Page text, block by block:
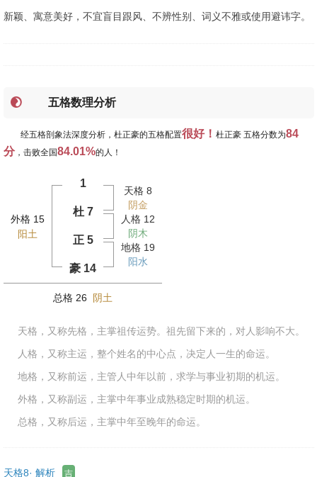
新颖、寓意美好，不宜盲目跟风、不辨性别、词义不雅或使用避讳字。
五格数理分析
经五格剖象法深度分析，杜正豪的五格配置很好！ 杜正豪 五格分数为84
分，击败全国84.01%的人！
外格 15
阳土
1
杜 7
正 5
豪 14
天格 8
阴金
人格 12
阴木
地格 19
阳水
总格 26 阴土
天格，又称先格，主掌祖传运势。祖先留下来的，对人影响不大。
人格，又称主运，整个姓名的中心点，决定人一生的命运。
地格，又称前运，主管人中年以前，求学与事业初期的机运。
外格，又称副运，主掌中年事业成熟稳定时期的机运。
总格，又称后运，主掌中年至晚年的命运。
天格8· 解析 吉